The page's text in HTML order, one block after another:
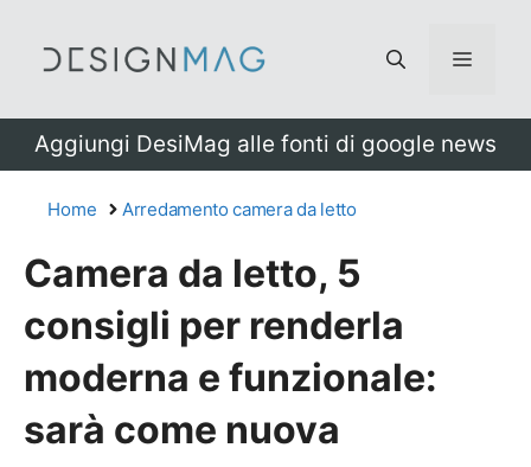
Menu
Aggiungi DesiMag alle fonti di google news
Home Arredamento camera da letto
Camera da letto, 5
consigli per renderla
moderna e funzionale:
sarà come nuova